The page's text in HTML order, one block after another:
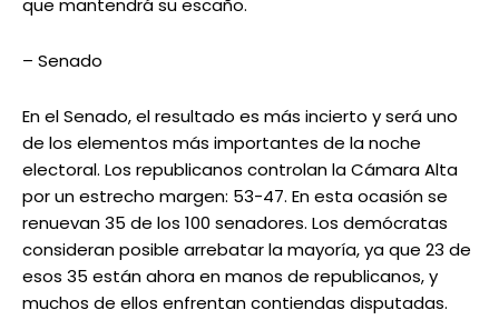
que mantendrá su escaño.
– Senado
En el Senado, el resultado es más incierto y será uno
de los elementos más importantes de la noche
electoral. Los republicanos controlan la Cámara Alta
por un estrecho margen: 53-47. En esta ocasión se
renuevan 35 de los 100 senadores. Los demócratas
consideran posible arrebatar la mayoría, ya que 23 de
esos 35 están ahora en manos de republicanos, y
muchos de ellos enfrentan contiendas disputadas.